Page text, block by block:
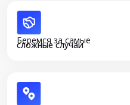
Беремся за самые
сложные случаи